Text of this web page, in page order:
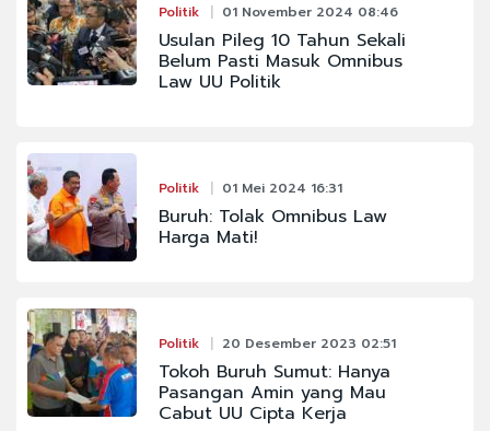
Politik 01 November 2024 08:46
Usulan Pileg 10 Tahun Sekali
Belum Pasti Masuk Omnibus
Law UU Politik
Politik 01 Mei 2024 16:31
Buruh: Tolak Omnibus Law
Harga Mati!
Politik 20 Desember 2023 02:51
Tokoh Buruh Sumut: Hanya
Pasangan Amin yang Mau
Cabut UU Cipta Kerja